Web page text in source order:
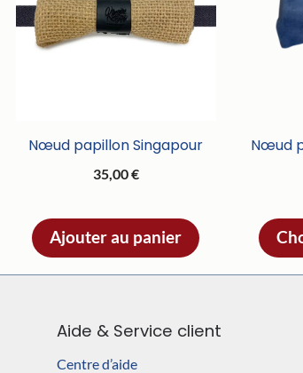
Nœud papillon Singapour
35,00€
Ajouter au panier
Nœud
être
page
du
Aide & Service client
Centre d’aide